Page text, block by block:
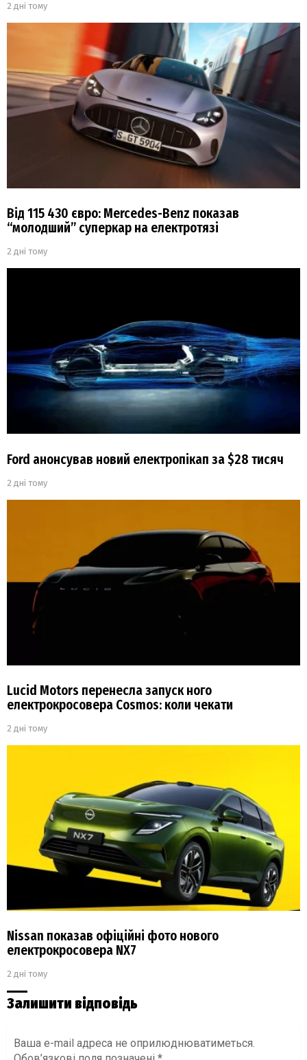
2 дні тому
Від 115 430 євро: Mercedes-Benz показав
“молодший” суперкар на електротязі
2 дні тому
Ford анонсував новий електропікап за $28 тисяч
2 дні тому
Lucid Motors перенесла запуск ного
електрокросовера Cosmos: коли чекати
2 дні тому
Nissan показав офіційні фото нового
електрокросовера NX7
2 дні тому
Залишити відповідь
Ваша e-mail адреса не оприлюднюватиметься.